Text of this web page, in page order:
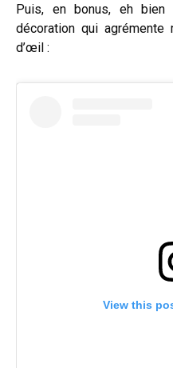
Puis, en bonus, eh bien
décoration qui
d’œil :
View this